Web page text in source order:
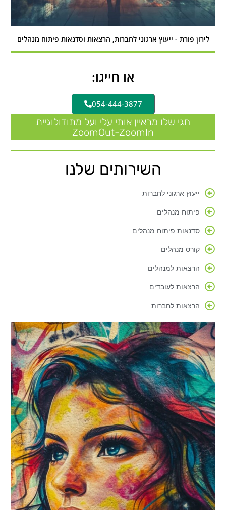
לירון פורת - ייעוץ ארגוני לחברות, הרצאות וסדנאות פיתוח מנהלים
או חייגו:
054-444-3877
חגי שלו מראיין אותי עלי ועל מתודולוגיית
ZoomOut-ZoomIn
השירותים שלנו
ייעוץ ארגוני לחברות
פיתוח מנהלים
סדנאות פיתוח מנהלים
קורס מנהלים
הרצאות למנהלים
הרצאות לעובדים
הרצאות לחברות